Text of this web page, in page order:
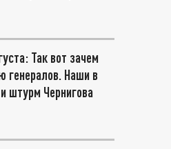
Так вот зачем
генералов. Наши в
штурм Чернигова